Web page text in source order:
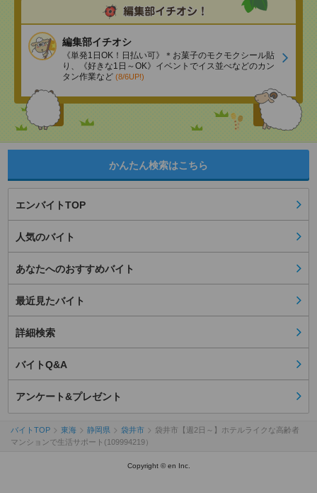
編集部イチオシ
《単発1日OK！日払い可》＊お菓子のモクモクシール貼
り、《好きな1日～OK》イベントでイス並べなどのカン
タン作業など (8/6UP!)
かんたん検索はこちら
エンバイトTOP
人気のバイト
あなたへのおすすめバイト
最近見たバイト
詳細検索
バイトQ&A
アンケート&プレゼント
バイトTOP 東海 静岡県 袋井市
袋井市【週2日～】ホテルライクな高齢者
マンションで生活サポート(109994219）
Copyright © en Inc.